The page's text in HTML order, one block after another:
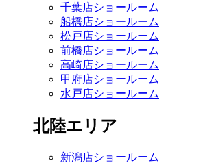
千葉店ショールーム
船橋店ショールーム
松戸店ショールーム
前橋店ショールーム
高崎店ショールーム
甲府店ショールーム
水戸店ショールーム
北陸エリア
新潟店ショールーム